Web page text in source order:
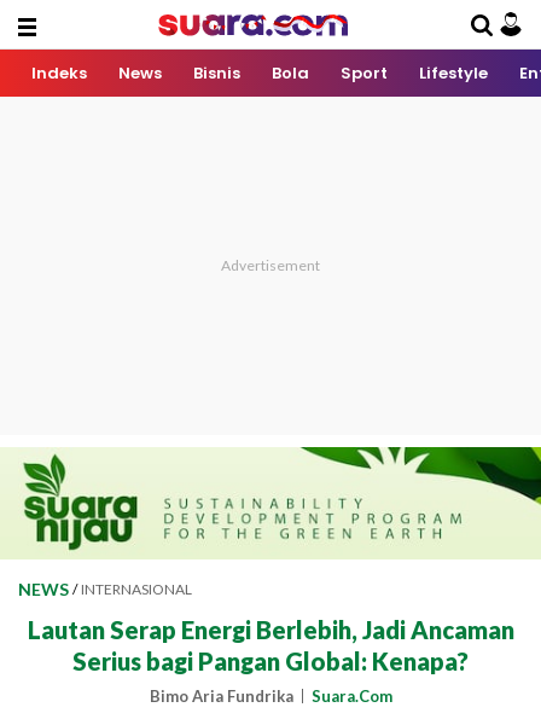
Indeks News Bisnis Bola Sport Lifestyle
NEWS / INTERNASIONAL
Lautan Serap Energi Berlebih, Jadi Ancaman
Serius bagi Pangan Global: Kenapa?
Bimo Aria Fundrika Suara.Com